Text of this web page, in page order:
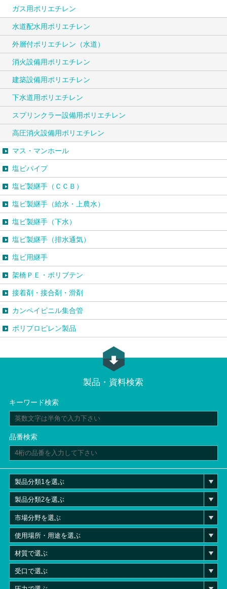
ガス用ポリエチレン
水道配水用ポリエチレン
外層付ポリエチレン（水道）
消火設備用ポリエチレン
建築設備用ポリエチレン
下水道用ポリエチレン
スプリンクラー設備用ポリエチレン
高圧消火設備用ポリエチレン
マス・マンホール
塩ビパイプ
塩ビ製継手（ＣＣＢ）
塩ビ製継手（給水・上農水）
塩ビ製継手（下水）
塩ビ製継手（排水通気）
塩ビ用継手
架橋ＰＥ・ポリブテン
接着剤・接合剤・滑剤
カンペイビニル集合管
ポリプロピレン製品
製品・資料検索
キーワード検索
品番検索